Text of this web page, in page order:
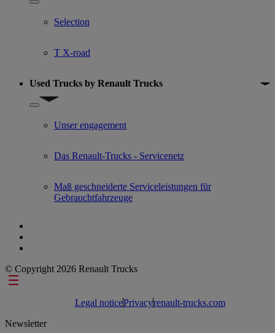
Show submenu for Gebrauchtfahrzeugangebot
Selection
T X-road
Used Trucks by Renault Trucks
Show submenu for Used Trucks by Renault Trucks
Unser engagement
Das Renault-Trucks - Servicenetz
Maß geschneiderte Serviceleistungen für
Gebrauchtfahrzeuge
© Copyright 2026 Renault Trucks
Footer links
Legal noticePrivacyrenault-trucks.com
Newsletter